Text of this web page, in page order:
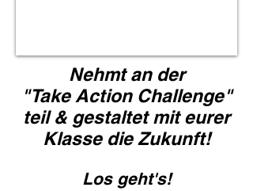
Nehmt an der
"Take Action Challenge"
teil & gestaltet mit eurer
Klasse die Zukunft!
Los geht's!